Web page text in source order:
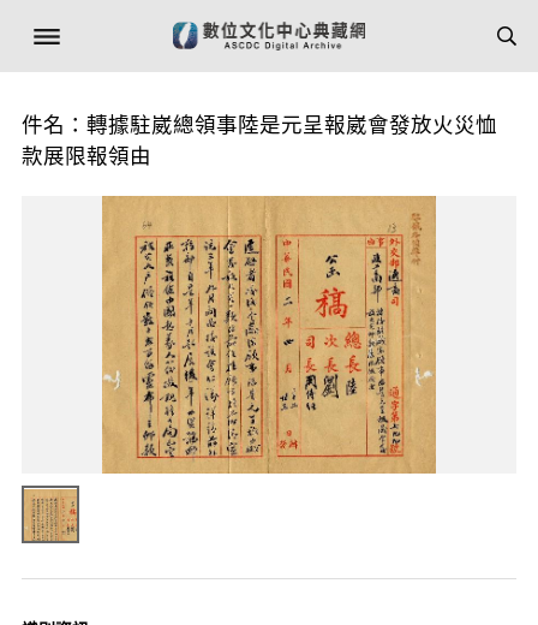
件名：轉據駐崴總領事陸是元呈報崴會發放火災恤
款展限報領由